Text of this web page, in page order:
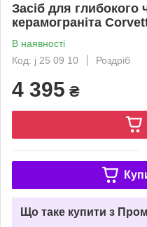
Засіб для глибокого
керамограніта
В наявності
Код: j 25 09 10
Роздріб
4 395 ₴
Що таке купити з